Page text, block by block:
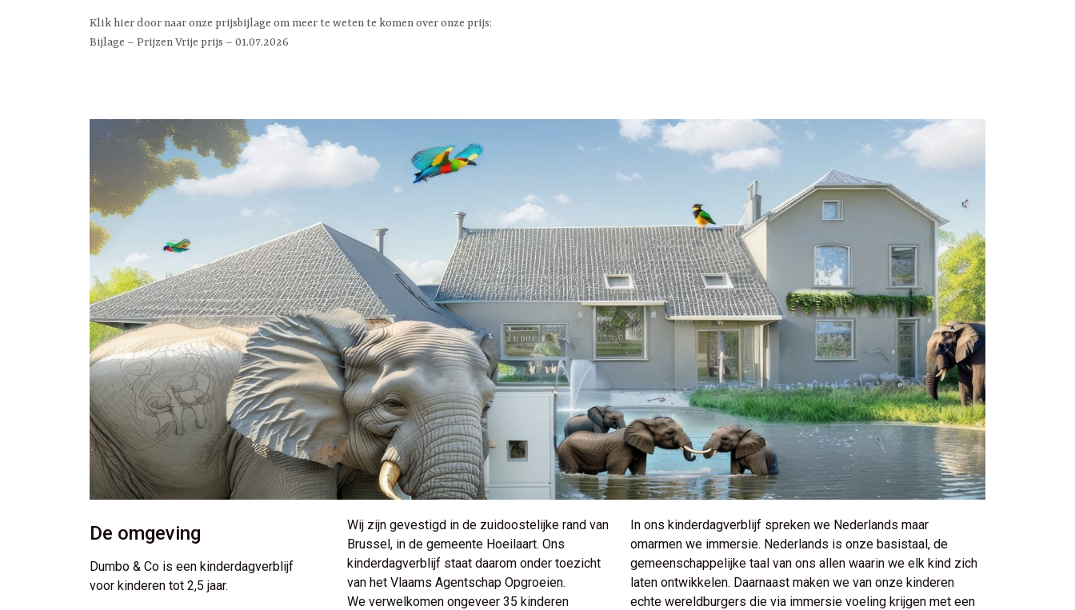
Klik hier door naar onze prijsbijlage om meer te weten te komen over onze prijs:
Bijlage – Prijzen Vrije prijs – 01.07.2026
De omgeving
Dumbo & Co is een kinderdagverblijf
voor kinderen tot 2,5 jaar.
Wij zijn gevestigd in de zuidoostelijke rand van
Brussel, in de gemeente Hoeilaart. Ons
kinderdagverblijf staat daarom onder toezicht
van het Vlaams Agentschap Opgroeien.
We verwelkomen ongeveer 35 kinderen
In ons kinderdagverblijf spreken we Nederlands maar
omarmen we immersie. Nederlands is onze basistaal, de
gemeenschappelijke taal van ons allen waarin we elk kind zich
laten ontwikkelen. Daarnaast maken we van onze kinderen
echte wereldburgers die via immersie voeling krijgen met een